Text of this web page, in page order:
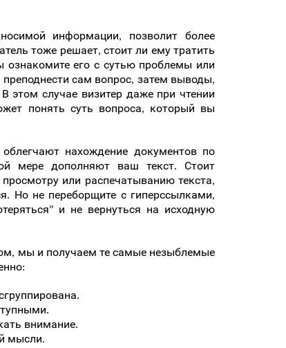
информации, позволит более
тоже решает, стоит ли ему тратить
его с сутью проблемы или
сам вопрос, затем выводы,
этом случае визитер даже при чтении
понять суть вопроса, который вы
нахождение документов по
мере дополняют ваш текст. Стоит
или распечатыванию текста,
Но не переборщите с гиперссылками,
и не вернуться на исходную
мы и получаем те самые незыблемые
внимание.
мысли.